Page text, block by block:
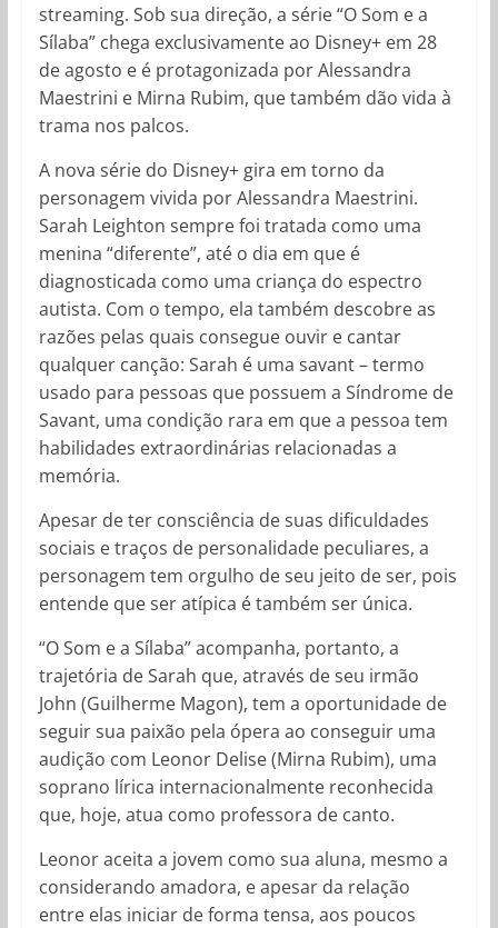
streaming. Sob sua direção, a série “O Som e a
Sílaba” chega exclusivamente ao Disney+ em 28
de agosto e é protagonizada por Alessandra
Maestrini e Mirna Rubim, que também dão vida à
trama nos palcos.
A nova série do Disney+ gira em torno da
personagem vivida por Alessandra Maestrini.
Sarah Leighton sempre foi tratada como uma
menina “diferente”, até o dia em que é
diagnosticada como uma criança do espectro
autista. Com o tempo, ela também descobre as
razões pelas quais consegue ouvir e cantar
qualquer canção: Sarah é uma savant – termo
usado para pessoas que possuem a Síndrome de
Savant, uma condição rara em que a pessoa tem
habilidades extraordinárias relacionadas a
memória.
Apesar de ter consciência de suas dificuldades
sociais e traços de personalidade peculiares, a
personagem tem orgulho de seu jeito de ser, pois
entende que ser atípica é também ser única.
“O Som e a Sílaba” acompanha, portanto, a
trajetória de Sarah que, através de seu irmão
John (Guilherme Magon), tem a oportunidade de
seguir sua paixão pela ópera ao conseguir uma
audição com Leonor Delise (Mirna Rubim), uma
soprano lírica internacionalmente reconhecida
que, hoje, atua como professora de canto.
Leonor aceita a jovem como sua aluna, mesmo a
considerando amadora, e apesar da relação
entre elas iniciar de forma tensa, aos poucos